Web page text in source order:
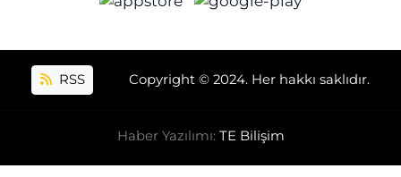
RSS Copyright © 2024. Her hakkı saklıdır.
Haber Yazılımı: TE Bilişim